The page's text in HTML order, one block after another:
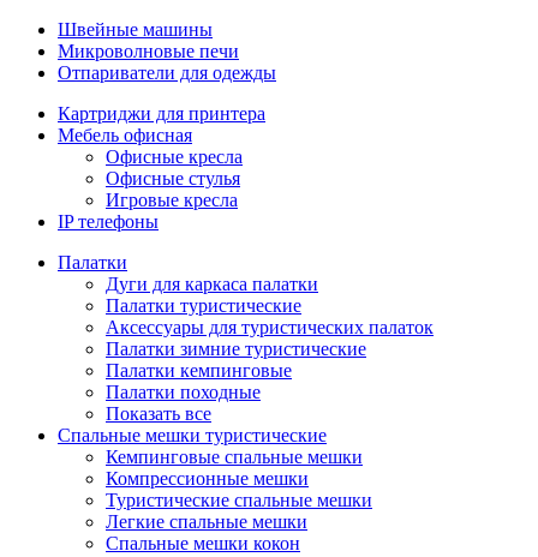
Швейные машины
Микроволновые печи
Отпариватели для одежды
Картриджи для принтера
Мебель офисная
Офисные кресла
Офисные стулья
Игровые кресла
IP телефоны
Палатки
Дуги для каркаса палатки
Палатки туристические
Аксессуары для туристических палаток
Палатки зимние туристические
Палатки кемпинговые
Палатки походные
Показать все
Спальные мешки туристические
Кемпинговые спальные мешки
Компрессионные мешки
Туристические спальные мешки
Легкие спальные мешки
Спальные мешки кокон